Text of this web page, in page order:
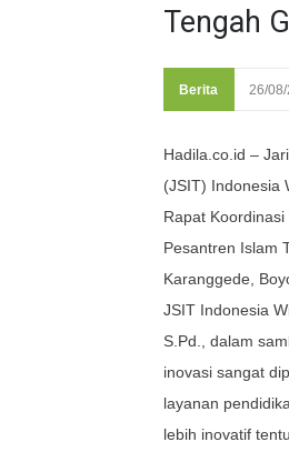
Tengah
Berita 26/
Hadila.co.id –
(JSIT) Indonesia
Rapat
Pesantren Islam
Karanggede,
JSIT Indonesia
S.Pd., dalam
inovasi sangat
layanan
lebih inovatif